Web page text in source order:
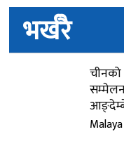
भर्खरै